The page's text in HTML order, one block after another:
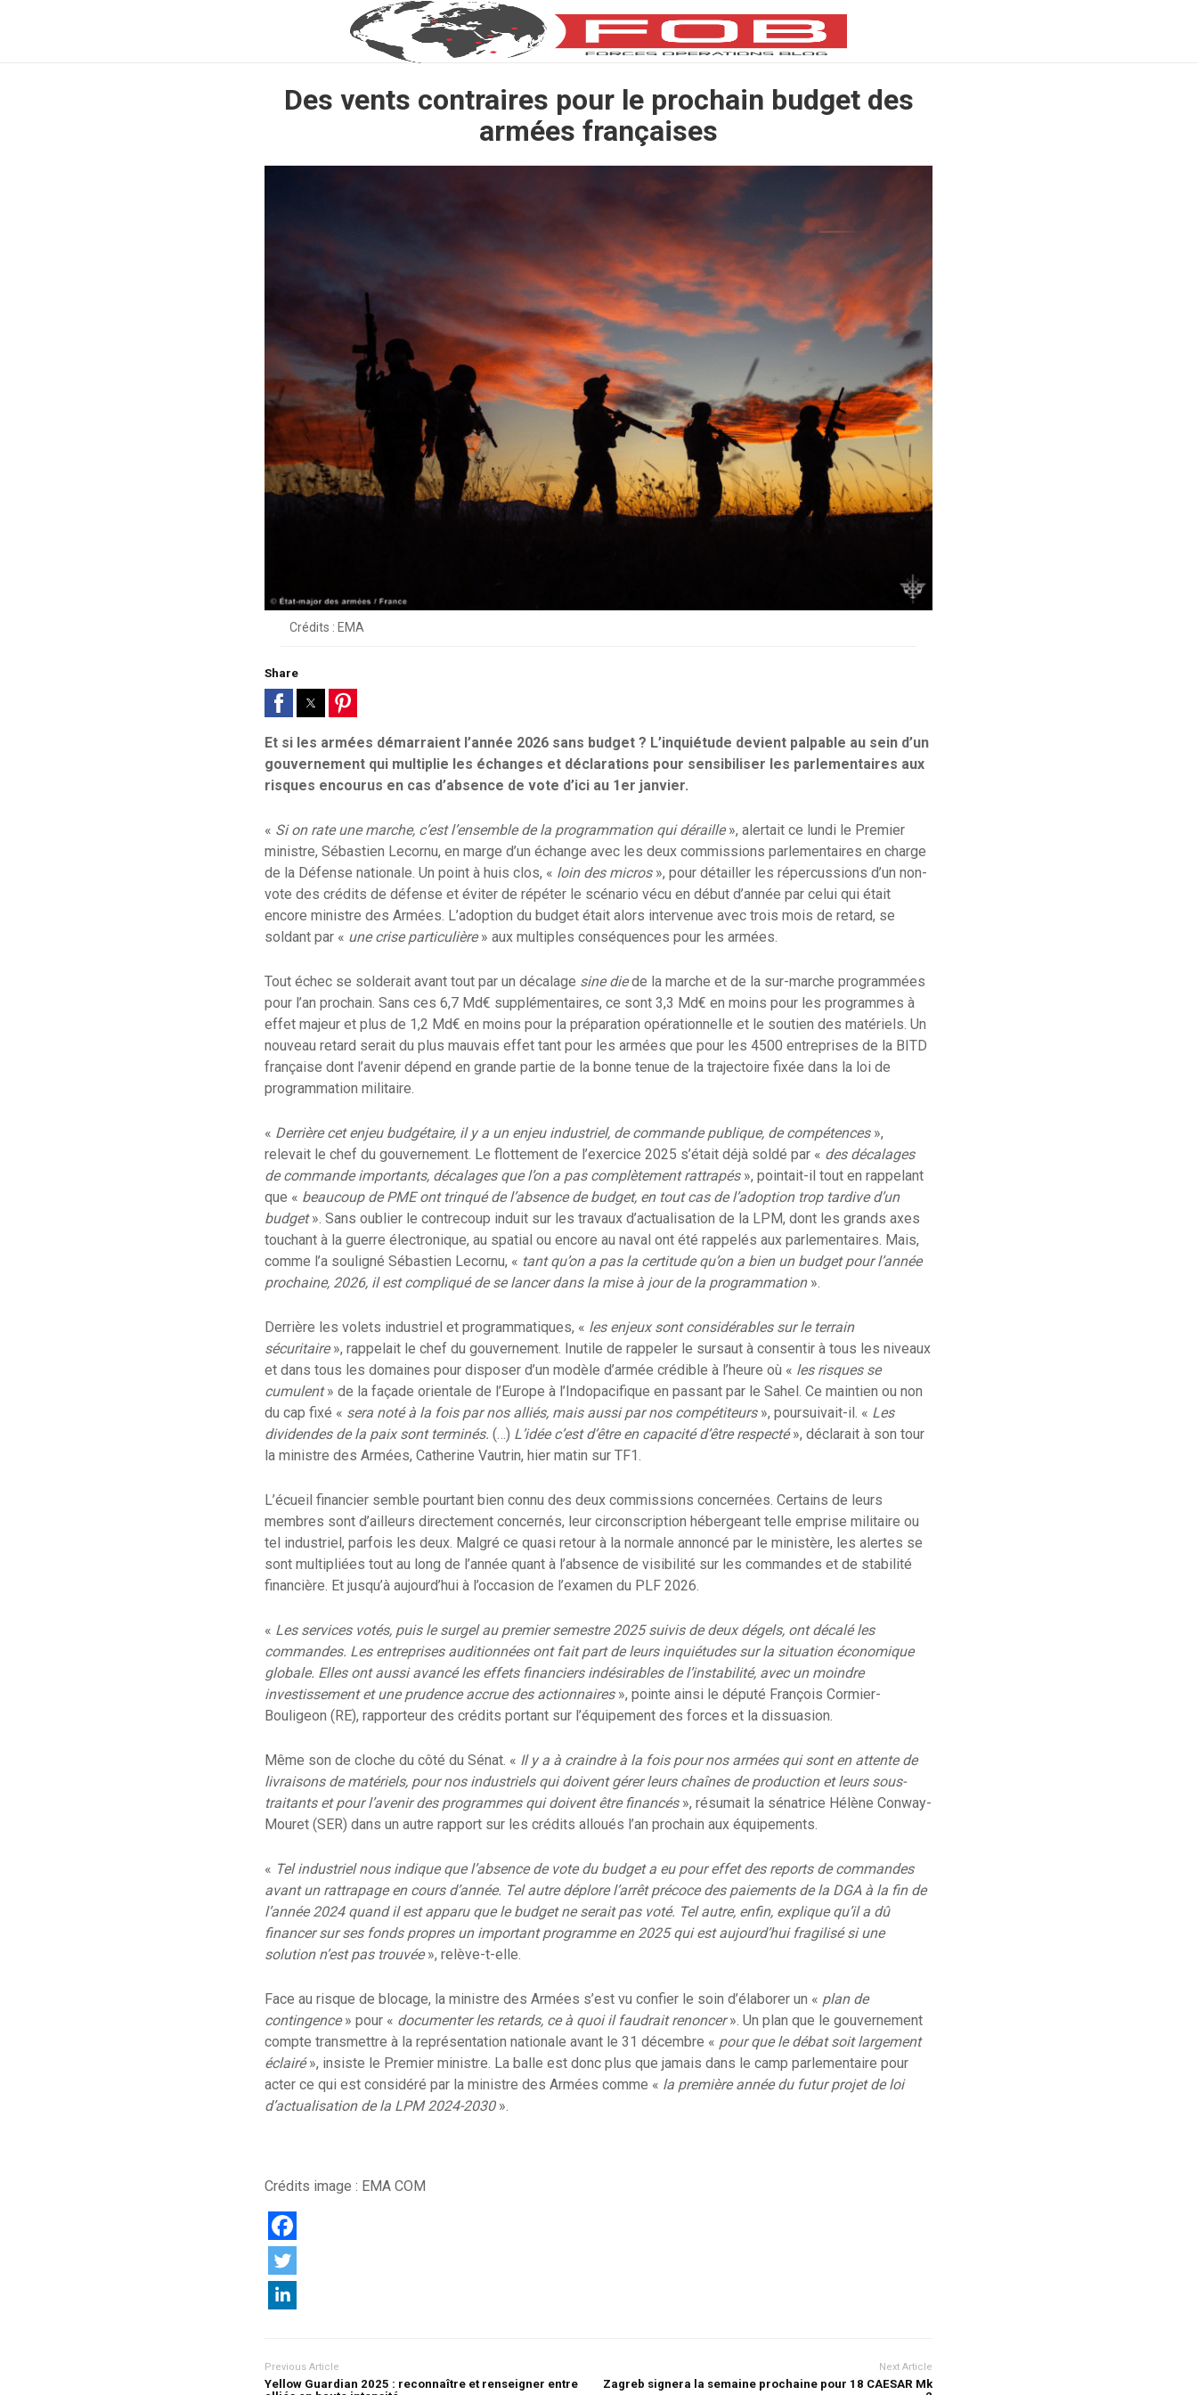
Des vents contraires pour le prochain budget des
armées françaises
Crédits : EMA
Share
Et si les armées démarraient l’année 2026 sans budget ? L’inquiétude devient palpable au sein d’un
gouvernement qui multiplie les échanges et déclarations pour sensibiliser les parlementaires aux
risques encourus en cas d’absence de vote d’ici au 1er janvier.
« Si on rate une marche, c’est l’ensemble de la programmation qui déraille», alertait ce lundi le Premier
ministre, Sébastien Lecornu, en marge d’un échange avec les deux commissions parlementaires en charge
de la Défense nationale. Un point à huis clos, « loin des micros», pour détailler les répercussions d’un non-
vote des crédits de défense et éviter de répéter le scénario vécu en début d’année par celui qui était
encore ministre des Armées. L’adoption du budget était alors intervenue avec trois mois de retard, se
soldant par « une crise particulière» aux multiples conséquences pour les armées.
Tout échec se solderait avant tout par un décalage sine diede la marche et de la sur-marche programmées
pour l’an prochain. Sans ces 6,7 Md€ supplémentaires, ce sont 3,3 Md€ en moins pour les programmes à
effet majeur et plus de 1,2 Md€ en moins pour la préparation opérationnelle et le soutien des matériels. Un
nouveau retard serait du plus mauvais effet tant pour les armées que pour les 4500 entreprises de la BITD
française dont l’avenir dépend en grande partie de la bonne tenue de la trajectoire fixée dans la loi de
programmation militaire.
« Derrière cet enjeu budgétaire, il y a un enjeu industriel, de commande publique, de compétences»,
relevait le chef du gouvernement. Le flottement de l’exercice 2025 s’était déjà soldé par « des décalages
de commande importants, décalages que l’on a pas complètement rattrapés», pointait-il tout en rappelant
que « beaucoup de PME ont trinqué de l’absence de budget, en tout cas de l’adoption trop tardive d’un
budget». Sans oublier le contrecoup induit sur les travaux d’actualisation de la LPM, dont les grands axes
touchant à la guerre électronique, au spatial ou encore au naval ont été rappelés aux parlementaires. Mais,
comme l’a souligné Sébastien Lecornu, « tant qu’on a pas la certitude qu’on a bien un budget pour l’année
prochaine, 2026, il est compliqué de se lancer dans la mise à jour de la programmation».
Derrière les volets industriel et programmatiques, « les enjeux sont considérables sur le terrain
sécuritaire», rappelait le chef du gouvernement. Inutile de rappeler le sursaut à consentir à tous les niveaux
et dans tous les domaines pour disposer d’un modèle d’armée crédible à l’heure où « les risques se
cumulent» de la façade orientale de l’Europe à l’Indopacifique en passant par le Sahel. Ce maintien ou non
du cap fixé « sera noté à la fois par nos alliés, mais aussi par nos compétiteurs», poursuivait-il. « Les
dividendes de la paix sont terminés. (…) L’idée c’est d’être en capacité d’être respecté», déclarait à son tour
la ministre des Armées, Catherine Vautrin, hier matin sur TF1.
L’écueil financier semble pourtant bien connu des deux commissions concernées. Certains de leurs
membres sont d’ailleurs directement concernés, leur circonscription hébergeant telle emprise militaire ou
tel industriel, parfois les deux. Malgré ce quasi retour à la normale annoncé par le ministère, les alertes se
sont multipliées tout au long de l’année quant à l’absence de visibilité sur les commandes et de stabilité
financière. Et jusqu’à aujourd’hui à l’occasion de l’examen du PLF 2026.
« Les services votés, puis le surgel au premier semestre 2025 suivis de deux dégels, ont décalé les
commandes. Les entreprises auditionnées ont fait part de leurs inquiétudes sur la situation économique
globale. Elles ont aussi avancé les effets financiers indésirables de l’instabilité, avec un moindre
investissement et une prudence accrue des actionnaires», pointe ainsi le député François Cormier-
Bouligeon (RE), rapporteur des crédits portant sur l’équipement des forces et la dissuasion.
Même son de cloche du côté du Sénat. « Il y a à craindre à la fois pour nos armées qui sont en attente de
livraisons de matériels, pour nos industriels qui doivent gérer leurs chaînes de production et leurs sous-
traitants et pour l’avenir des programmes qui doivent être financés», résumait la sénatrice Hélène Conway-
Mouret (SER) dans un autre rapport sur les crédits alloués l’an prochain aux équipements.
« Tel industriel nous indique que l’absence de vote du budget a eu pour effet des reports de commandes
avant un rattrapage en cours d’année. Tel autre déplore l’arrêt précoce des paiements de la DGA à la fin de
l’année 2024 quand il est apparu que le budget ne serait pas voté. Tel autre, enfin, explique qu’il a dû
financer sur ses fonds propres un important programme en 2025 qui est aujourd’hui fragilisé si une
solution n’est pas trouvée», relève-t-elle.
Face au risque de blocage, la ministre des Armées s’est vu confier le soin d’élaborer un « plan de
contingence» pour « documenter les retards, ce à quoi il faudrait renoncer». Un plan que le gouvernement
compte transmettre à la représentation nationale avant le 31 décembre « pour que le débat soit largement
éclairé», insiste le Premier ministre. La balle est donc plus que jamais dans le camp parlementaire pour
acter ce qui est considéré par la ministre des Armées comme « la première année du futur projet de loi
d’actualisation de la LPM 2024-2030».
Crédits image : EMA COM
Previous Article
Yellow Guardian 2025 : reconnaître et renseigner entre
Next Article
Zagreb signera la semaine prochaine pour 18 CAESAR Mk